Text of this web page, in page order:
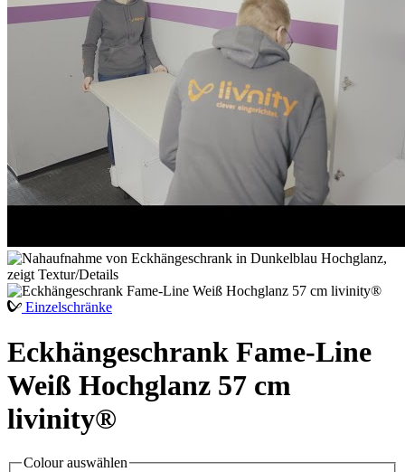
Einzelschränke
Eckhängeschrank Fame-Line
Weiß Hochglanz 57 cm
livinity®
Colourauswählen